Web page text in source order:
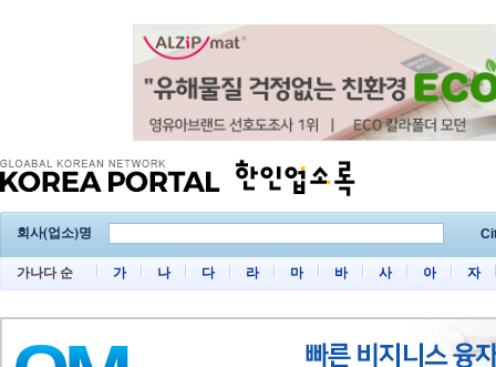
회사(업소)명
가나다 순 가 나 다 라 마 바 사 아 자